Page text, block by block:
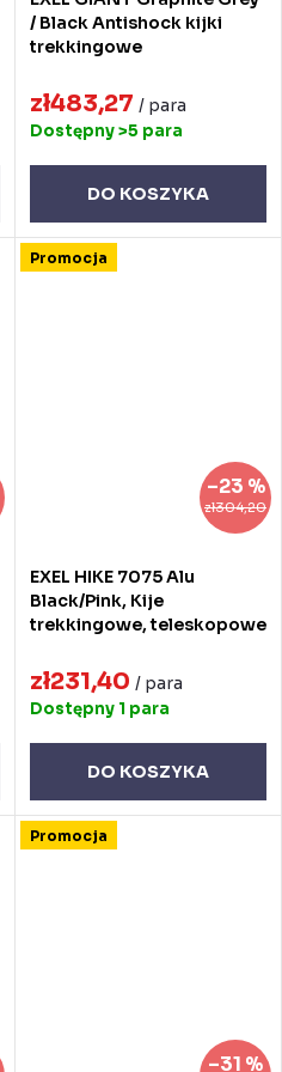
/ Black Antishock kijki
trekkingowe
zł483,27 / para
Dostępny>5 para
DO KOSZYKA
Promocja
zł304,20
–23 %
EXEL HIKE 7075 Alu
Black/Pink, Kije
trekkingowe, teleskopowe
zł231,40 / para
Dostępny 1 para
DO KOSZYKA
Promocja
–31 %